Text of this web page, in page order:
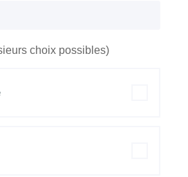
choix possibles)